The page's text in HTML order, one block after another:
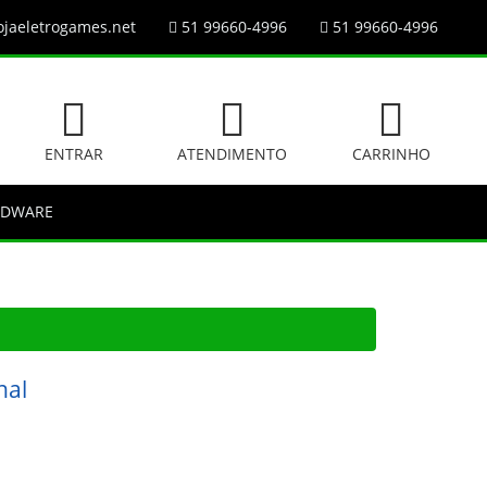
51 99660-4996 51 99660-4996
ENTRAR ATENDIMENTO CARRINHO